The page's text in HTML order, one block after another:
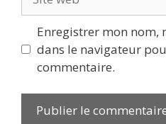
Enregistrer mon nom,
dans le navigateur
commentaire.